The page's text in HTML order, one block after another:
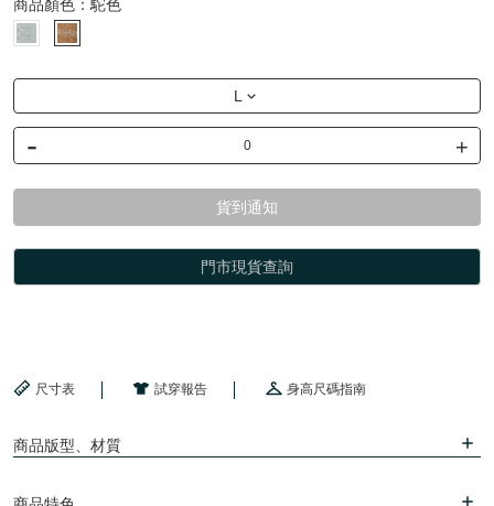
商品顏色： 駝色
L
- +
貨到通知
門市現貨查詢
尺寸表 試穿報告 身高尺碼指南
商品版型、材質